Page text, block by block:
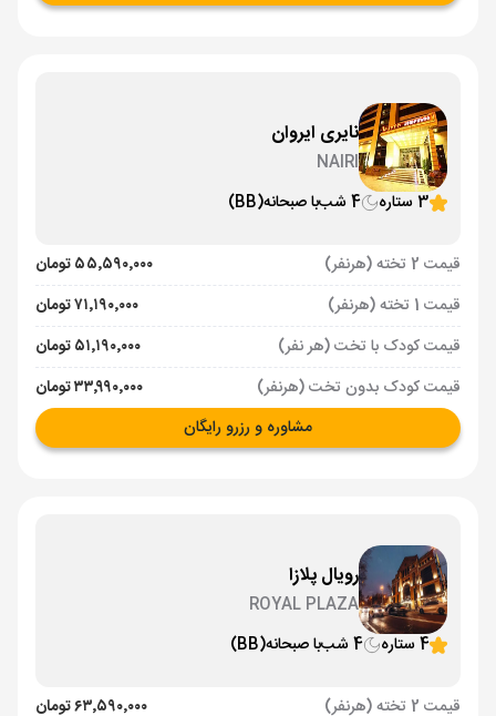
نایری ایروان
NAIRI
3 ستاره
4 شب با صبحانه(BB)
قیمت 2 تخته (هرنفر)
۵۵٬۵۹۰٬۰۰۰ تومان
قیمت 1 تخته (هرنفر)
۷۱٬۱۹۰٬۰۰۰ تومان
قیمت کودک با تخت (هر نفر)
۵۱٬۱۹۰٬۰۰۰ تومان
قیمت کودک بدون تخت (هرنفر)
۳۳٬۹۹۰٬۰۰۰ تومان
مشاوره و رزرو رایگان
رویال پلازا
ROYAL PLAZA
4 ستاره
4 شب با صبحانه(BB)
قیمت 2 تخته (هرنفر)
۶۳٬۵۹۰٬۰۰۰ تومان